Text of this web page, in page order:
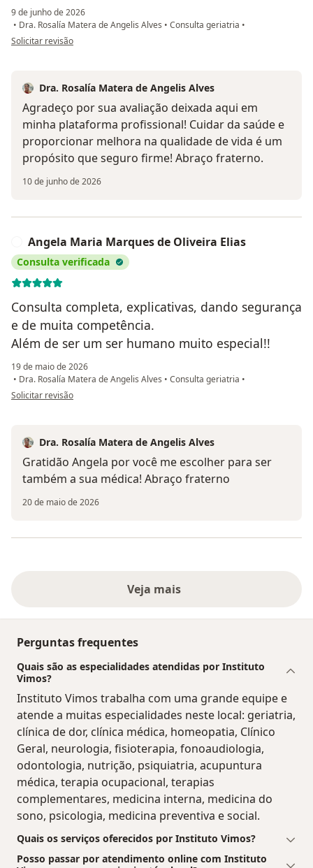
9 de junho de 2026
• Dra. Rosalía Matera de Angelis Alves • Consulta geriatria •
na opinião do utilizador Daniel Cardoso
Solicitar revisão
Dra. Rosalía Matera de Angelis Alves
Agradeço por sua avaliação deixada aqui em
minha plataforma profissional! Cuidar da saúde e
proporcionar melhora na qualidade de vida é um
propósito que seguro firme! Abraço fraterno.
10 de junho de 2026
Angela Maria Marques de Oliveira Elias
Consulta verificada
Consulta completa, explicativas, dando segurança
e de muita competência.
Além de ser um ser humano muito especial!!
19 de maio de 2026
• Dra. Rosalía Matera de Angelis Alves • Consulta geriatria •
na opinião do utilizador Angela Maria Marques de Oliveira Elias
Solicitar revisão
Dra. Rosalía Matera de Angelis Alves
Gratidão Angela por você me escolher para ser
também a sua médica! Abraço fraterno
20 de maio de 2026
Veja mais
Perguntas frequentes
Quais são as especialidades atendidas por Instituto
Vimos?
Instituto Vimos trabalha com uma grande equipe e
atende a muitas especialidades neste local: geriatria,
clínica de dor, clínica médica, homeopatia, Clínico
Geral, neurologia, fisioterapia, fonoaudiologia,
odontologia, nutrição, psiquiatria, acupuntura
médica, terapia ocupacional, terapias
complementares, medicina interna, medicina do
sono, psicologia, medicina preventiva e social.
Quais os serviços oferecidos por Instituto Vimos?
Posso passar por atendimento online com Instituto